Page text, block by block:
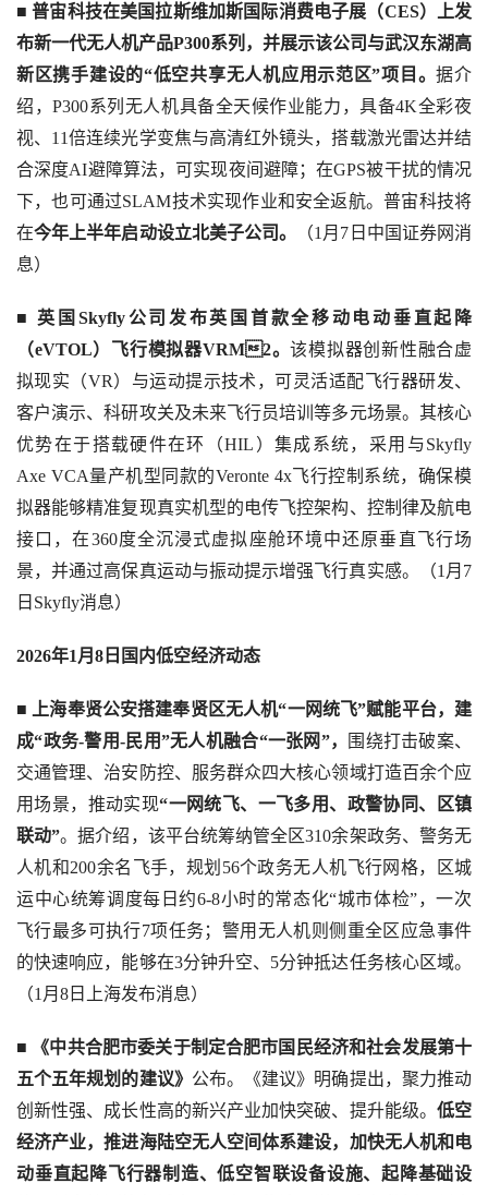
■ 普宙科技在美国拉斯维加斯国际消费电子展（CES）上发
布新一代无人机产品P300系列，并展示该公司与武汉东湖高
新区携手建设的“低空共享无人机应用示范区”项目。据介
绍，P300系列无人机具备全天候作业能力，具备4K全彩夜
视、11倍连续光学变焦与高清红外镜头，搭载激光雷达并结
合深度AI避障算法，可实现夜间避障；在GPS被干扰的情况
下，也可通过SLAM技术实现作业和安全返航。普宙科技将
在今年上半年启动设立北美子公司。
（1月7日中国证券网消
息）
■ 英国Skyfly公司发布英国首款全移动电动垂直起降
（eVTOL）飞行模拟器VRM2。该模拟器创新性融合虚
拟现实（VR）与运动提示技术，可灵活适配飞行器研发、
客户演示、科研攻关及未来飞行员培训等多元场景。其核心
优势在于搭载硬件在环（HIL）集成系统，采用与Skyfly
Axe VCA量产机型同款的Veronte 4x飞行控制系统，确保模
拟器能够精准复现真实机型的电传飞控架构、控制律及航电
接口，在360度全沉浸式虚拟座舱环境中还原垂直飞行场
景，并通过高保真运动与振动提示增强飞行真实感。（1月7
日Skyfly消息）
2026年1月8日国内低空经济动态
■
上海奉贤公安搭建奉贤区无人机“一网统飞”赋能平台，建
成“政务-警用-民用”无人机融合“一张网”，
围绕打击破案、
交通管理、治安防控、服务群众四大核心领域打造百余个应
用场景，推动实现“一网统飞、一飞多用、政警协同、区镇
联动”。据介绍，该平台统筹纳管全区310余架政务、警务无
人机和200余名飞手，规划56个政务无人机飞行网格，区城
运中心统筹调度每日约6-8小时的常态化“城市体检”，一次
飞行最多可执行7项任务；警用无人机则侧重全区应急事件
的快速响应，能够在3分钟升空、5分钟抵达任务核心区域。
（1月8日上海发布消息）
■
《中共合肥市委关于制定合肥市国民经济和社会发展第十
五个五年规划的建议》 公布。《建议》明确提出，聚力推动
创新性强、成长性高的新兴产业加快突破、提升能级。 低空
经济产业，推进海陆空无人空间体系建设，加快无人机和电
动垂直起降飞行器制造、低空智联设备设施、起降基础设